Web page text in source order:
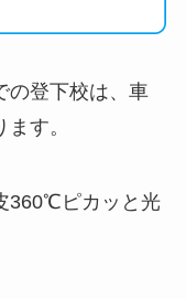
の登下校は、車
す。
360℃ピカッと光